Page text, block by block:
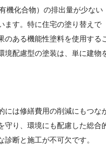
機化合物）の排出量が少ない
ます。特に住宅の塗り替えで
ある機能性塗料を使用する
境配慮型の塗装は、単に建物
には修繕費用の削減にもつな
守り、環境にも配慮した総合
断と施工が不可欠です。